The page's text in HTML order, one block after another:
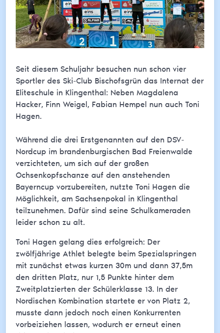
Seit diesem Schuljahr besuchen nun schon vier
Sportler des Ski-Club Bischofsgrün das Internat der
Eliteschule in Klingenthal: Neben Magdalena
Hacker, Finn Weigel, Fabian Hempel nun auch Toni
Hagen.
Während die drei Erstgenannten auf den DSV-
Nordcup im brandenburgischen Bad Freienwalde
verzichteten, um sich auf der großen
Ochsenkopfschanze auf den anstehenden
Bayerncup vorzubereiten, nutzte Toni Hagen die
Möglichkeit, am Sachsenpokal in Klingenthal
teilzunehmen. Dafür sind seine Schulkameraden
leider schon zu alt.
Toni Hagen gelang dies erfolgreich: Der
zwölfjährige Athlet belegte beim Spezialspringen
mit zunächst etwas kurzen 30m und dann 37,5m
den dritten Platz, nur 1,5 Punkte hinter dem
Zweitplatzierten der Schülerklasse 13. In der
Nordischen Kombination startete er von Platz 2,
musste dann jedoch noch einen Konkurrenten
vorbeiziehen lassen, wodurch er erneut einen